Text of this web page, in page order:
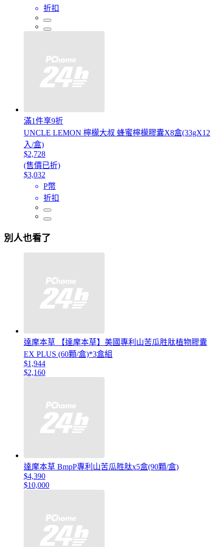
折扣
滿1件享9折
UNCLE LEMON 檸檬大叔 蜂蜜檸檬膠囊X8盒(33gX12
入/盒)
$2,728
(售價已折)
$3,032
P幣
折扣
別人也看了
達摩本草 【達摩本草】美國專利山苦瓜胜肽植物膠囊
EX PLUS (60顆/盒)*3盒組
$1,944
$2,160
達摩本草 BmpP專利山苦瓜胜肽x5盒(90顆/盒)
$4,390
$10,000